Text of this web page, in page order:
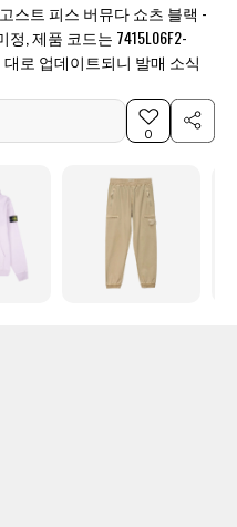
스트 피스 버뮤다 쇼츠 블랙 -
, 제품 코드는 7415L06F2-
로 업데이트되니 발매 소식
0